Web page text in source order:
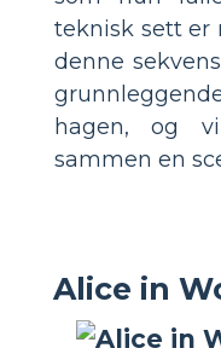
teknisk sett er
denne
hagen, og
sammen en
Alice in